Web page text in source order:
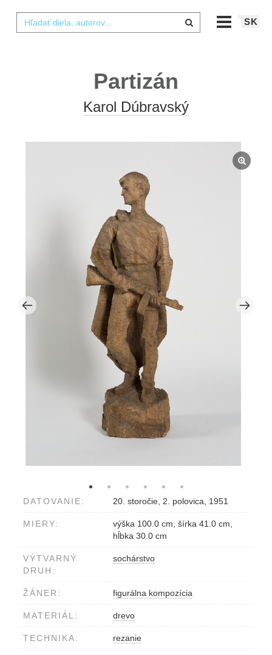
SK
Partizán
Karol Dúbravský
DATOVANIE: 20. storočie, 2. polovica, 1951
MIERY:
výška 100.0 cm, šírka 41.0 cm,
hĺbka 30.0 cm
VÝTVARNÝ
DRUH:
sochárstvo
ŽÁNER: figurálna kompozícia
MATERIÁL: drevo
TECHNIKA: rezanie